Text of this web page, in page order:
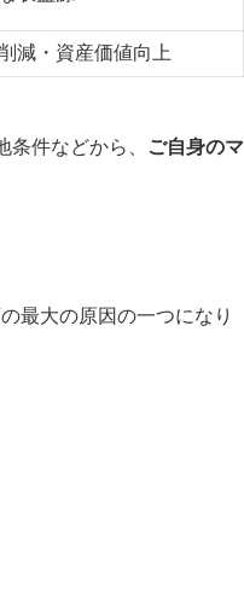
減・資産価値向上
件などから、
ご自身のマ
最大の原因の一つになり